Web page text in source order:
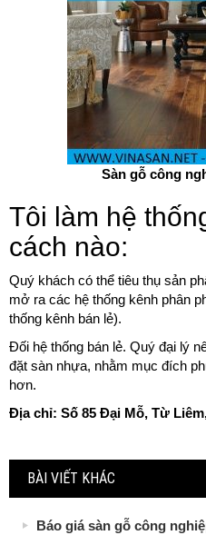
Sàn gỗ công
Tôi làm hệ
cách nào:
Quý khách có thể tiêu thụ sản
mở ra các hệ thống kênh phân
thống kênh bán lẻ).
Đối hệ thống bán lẻ. Quý đại lý
đặt sàn nhựa, nhằm mục đích
hơn.
Địa chỉ: Số 85 Đại Mỗ, Từ
BÀI VIẾT KHÁC
Báo giá sàn gỗ công